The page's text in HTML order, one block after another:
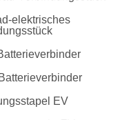
elektrisches
EV